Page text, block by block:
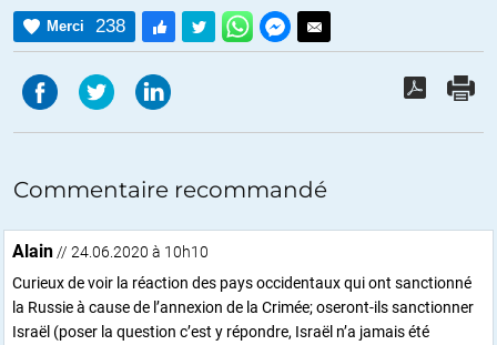
Merci 238
Commentaire recommandé
Alain // 24.06.2020 à 10h10
Curieux de voir la réaction des pays occidentaux qui ont sanctionné
la Russie à cause de l’annexion de la Crimée; oseront-ils sanctionner
Israël (poser la question c’est y répondre, Israël n’a jamais été